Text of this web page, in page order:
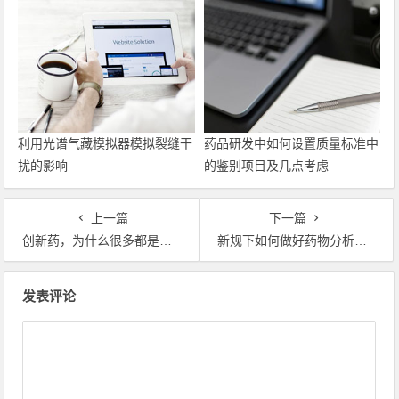
利用光谱气藏模拟器模拟裂缝干
扰的影响
药品研发中如何设置质量标准中
的鉴别项目及几点考虑
上一篇
创新药，为什么很多都是难溶的？
下一篇
新规下如何做好药物分析方法转移工作
发表评论